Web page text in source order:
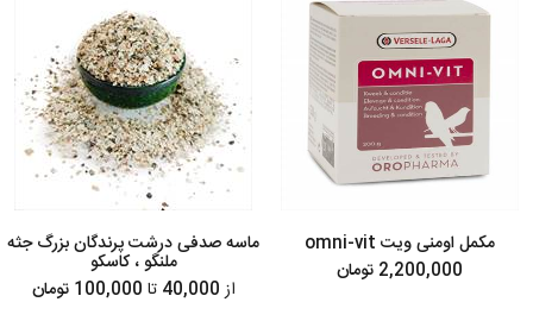
مکمل اومنی ویت omni-vit
2,200,000 تومان
ماسه صدفی درشت پرندگان بزرگ جثه
ملنگو ، کاسکو
از40,000 تا